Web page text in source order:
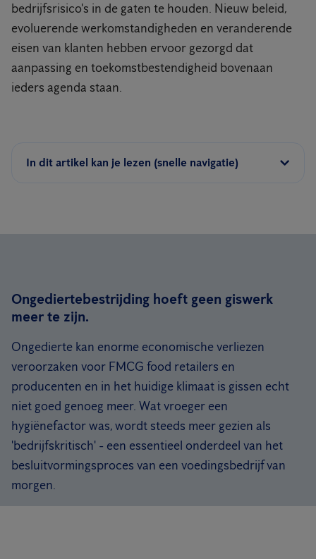
bedrijfsrisico's in de gaten te houden. Nieuw beleid,
evoluerende werkomstandigheden en veranderende
eisen van klanten hebben ervoor gezorgd dat
aanpassing en toekomstbestendigheid bovenaan
ieders agenda staan.
In dit artikel kan je lezen (snelle navigatie)
Ongediertebestrijding hoeft geen giswerk
meer te zijn.
Ongedierte kan enorme economische verliezen
veroorzaken voor FMCG food retailers en
producenten en in het huidige klimaat is gissen echt
niet goed genoeg meer. Wat vroeger een
hygiënefactor was, wordt steeds meer gezien als
'bedrijfskritisch' - een essentieel onderdeel van het
besluitvormingsproces van een voedingsbedrijf van
morgen.